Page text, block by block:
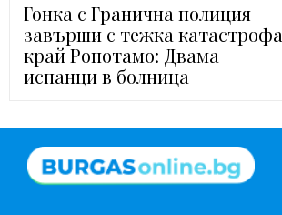
Гонка с Гранична полиция
завърши с тежка катастрофа
край Ропотамо: Двама
испанци в болница